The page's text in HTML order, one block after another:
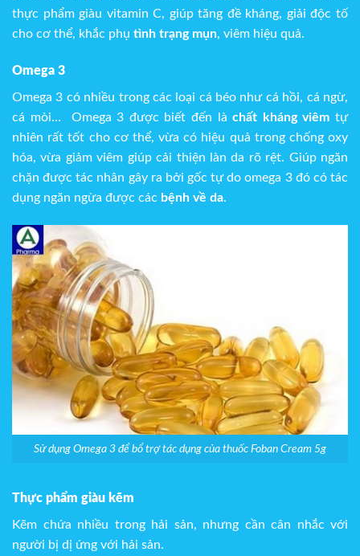
thực phẩm giàu vitamin C, giúp tăng đề kháng, giải độc tố
cho cơ thể, khắc phụ tình trạng mụn, viêm hiệu quả.
Omega 3
Omega 3 có nhiều trong các loại cá béo như cá hồi, cá ngừ,
cá mòi… Omega 3 được biết đến làchất kháng viêm tự
nhiên rất tốt cho cơ thể, vừa có hiệu quả trong chống oxy
hóa, vừa giảm viêm giúp cải thiện làn da rõ rệt. Giúp ngăn
chặn được tác nhân gây ra bởi gốc tự do omega 3 đó có tác
dụng ngăn ngừa được các bệnh về da.
Sử dụng Omega 3 để bổ trợ tác dụng của thuốc Foban Cream 5g
Thực phẩm giàu kẽm
Kẽm chứa nhiều trong hải sản, nhưng cần cân nhắc với
người bị dị ứng với hải sản.